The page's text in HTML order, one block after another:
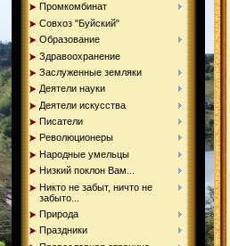
Промкомбинат
Совхоз "Буйский"
Образование
Здравоохранение
Заслуженные земляки
Деятели науки
Деятели искусства
Писатели
Революционеры
Народные умельцы
Низкий поклон Вам...
Никто не забыт, ничто не
забыто...
Природа
Праздники